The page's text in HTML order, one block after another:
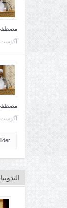
آگوست 02, 2025
آگوست 02, 2025